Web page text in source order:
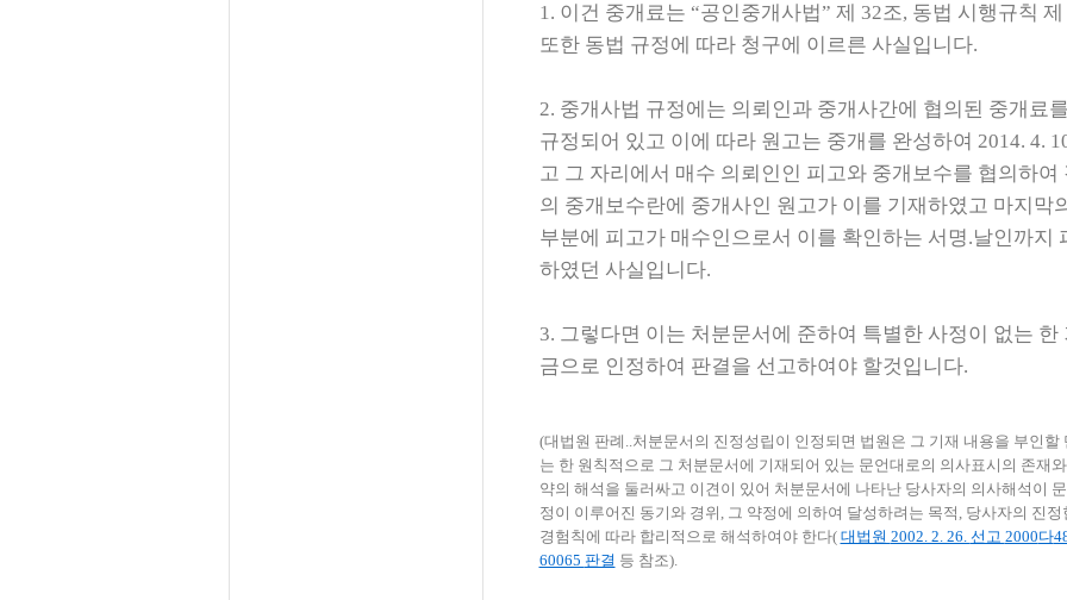
1. 이건 중개료는 “공인중개사법” 제 32조, 동법 시행규칙 제
또한 동법 규정에 따라 청구에 이르른 사실입니다.
2. 중개사법 규정에는 의뢰인과 중개사간에 협의된 중개료
규정되어 있고 이에 따라 원고는 중개를 완성하여 2014. 4.
고 그 자리에서 매수 의뢰인인 피고와 중개보수를 협의하여
의 중개보수란에 중개사인 원고가 이를 기재하였고 마지막
부분에 피고가 매수인으로서 이를 확인하는 서명.날인까지
하였던 사실입니다.
3. 그렇다면 이는 처분문서에 준하여 특별한 사정이 없는
금으로 인정하여 판결을 선고하여야 할것입니다.
(대법원 판례 ..처분문서의 진정성립이 인정되면 법원은 그 기재 내용을 부인
는 한 원칙적으로 그 처분문서에 기재되어 있는 문언대로의 의사표시의 존재
약의 해석을 둘러싸고 이견이 있어 처분문서에 나타난 당사자의 의사해석이
정이 이루어진 동기와 경위 , 그 약정에 의하여 달성하려는 목적 , 당사자의 진
경험칙에 따라 합리적으로 해석하여야 한다( 대법원 2002. 2. 26. 선고 2000다
60065 판결 등 참조).